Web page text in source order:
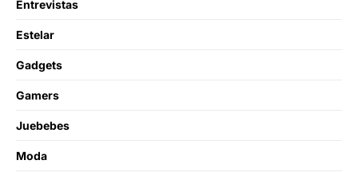
Entrevistas
Estelar
Gadgets
Gamers
Juebebes
Moda